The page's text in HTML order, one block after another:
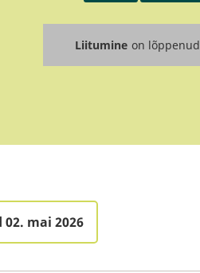
Liitumine on lõppenud
mai 2026